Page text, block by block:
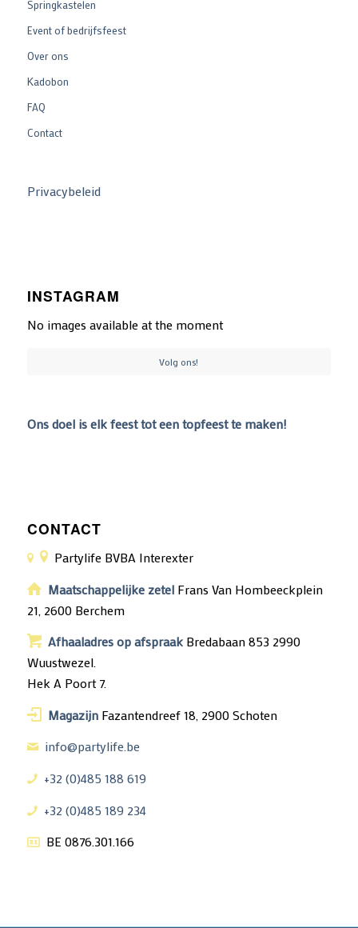
Springkastelen
Event of bedrijfsfeest
Over ons
Kadobon
FAQ
Contact
Privacybeleid
INSTAGRAM
No images available at the moment
Volg ons!
Ons doel is elk feest tot een topfeest te maken!
CONTACT
Partylife BVBA Interexter
Maatschappelijke zetelFrans Van Hombeeckplein
21, 2600 Berchem
Afhaaladres op afspraakBredabaan 853 2990
Wuustwezel.
Hek A Poort 7.
MagazijnFazantendreef 18, 2900 Schoten
info@partylife.be
+32 (0)485 188 619
+32 (0)485 189 234
BE 0876.301.166